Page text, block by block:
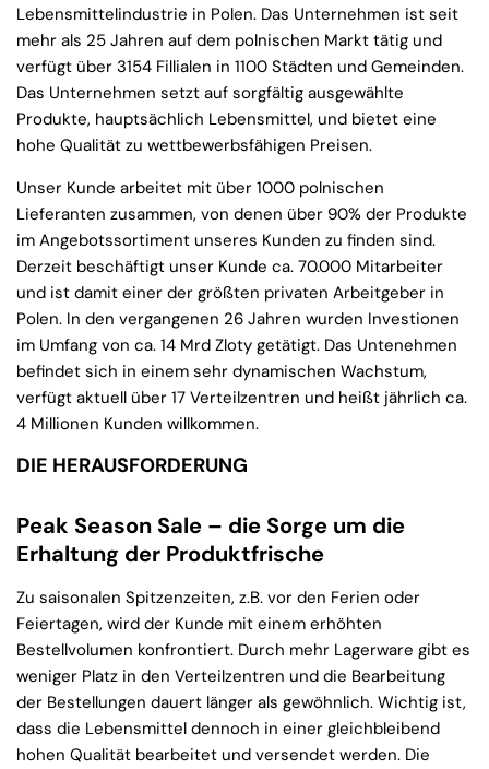
Lebensmittelindustrie in Polen. Das Unternehmen ist seit
mehr als 25 Jahren auf dem polnischen Markt tätig und
verfügt über 3154 Fillialen in 1100 Städten und Gemeinden.
Das Unternehmen setzt auf sorgfältig ausgewählte
Produkte, hauptsächlich Lebensmittel, und bietet eine
hohe Qualität zu wettbewerbsfähigen Preisen.
Unser Kunde arbeitet mit über 1000 polnischen
Lieferanten zusammen, von denen über 90% der Produkte
im Angebotssortiment unseres Kunden zu finden sind.
Derzeit beschäftigt unser Kunde ca. 70.000 Mitarbeiter
und ist damit einer der größten privaten Arbeitgeber in
Polen. In den vergangenen 26 Jahren wurden Investionen
im Umfang von ca. 14 Mrd Zloty getätigt. Das Untenehmen
befindet sich in einem sehr dynamischen Wachstum,
verfügt aktuell über 17 Verteilzentren und heißt jährlich ca.
4 Millionen Kunden willkommen.
DIE HERAUSFORDERUNG
Peak Season Sale – die Sorge um die
Erhaltung der Produktfrische
Zu saisonalen Spitzenzeiten, z.B. vor den Ferien oder
Feiertagen, wird der Kunde mit einem erhöhten
Bestellvolumen konfrontiert. Durch mehr Lagerware gibt es
weniger Platz in den Verteilzentren und die Bearbeitung
der Bestellungen dauert länger als gewöhnlich. Wichtig ist,
dass die Lebensmittel dennoch in einer gleichbleibend
hohen Qualität bearbeitet und versendet werden. Die